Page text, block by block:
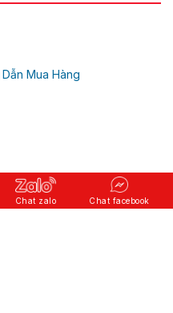
Mua Hàng
Chat zalo Chat facebook